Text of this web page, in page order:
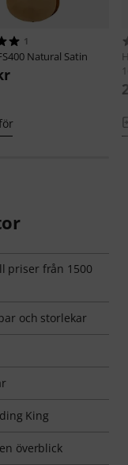
1
Natural Satin
priser från 1500
och storlekar
King
överblick